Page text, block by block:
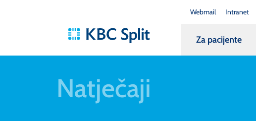
Webmail Intranet
Za pacijente
Natječaji